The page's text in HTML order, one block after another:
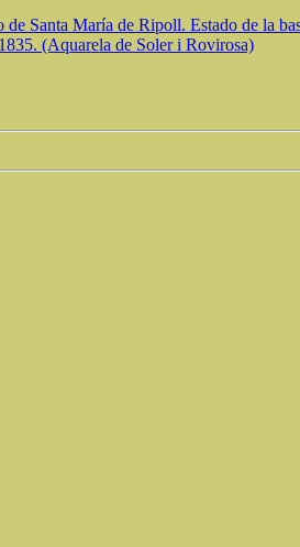
de Santa María de Ripoll. Estado de la
(Aquarela de Soler i Rovirosa)